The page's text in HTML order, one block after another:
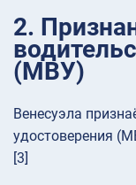
2.
(МВУ)
Венесуэла
удостоверения
[3]